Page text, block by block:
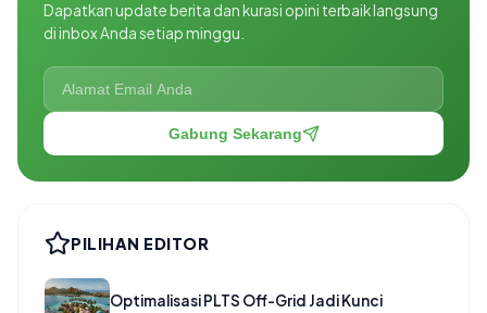
Dapatkan update berita dan kurasi opini terbaik langsung
di inbox Anda setiap minggu.
Gabung Sekarang
PILIHAN EDITOR
Optimalisasi PLTS Off-Grid Jadi Kunci